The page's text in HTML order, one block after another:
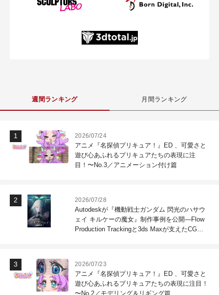
週間ランキング 月間ランキング
2026/07/24
アニメ『名探偵プリキュア！』ED 、可愛さと
遊び心あふれるプリキュアたちの表現に注
目！〜No.3／アニメーション付け篇
2026/07/28
Autodeskが『機動戦士ガンダム 閃光のハサウ
ェイ キルケーの魔女』制作事例を公開―Flow
Production Trackingと3ds Maxが支えたCG制
2026/07/23
アニメ『名探偵プリキュア！』ED 、可愛さと
遊び心あふれるプリキュアたちの表現に注目！
〜No.2／モデリング＆リギング篇